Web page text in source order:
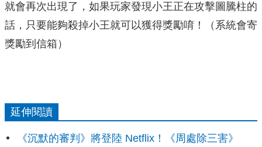
就會再次出現了，如果玩家發現小王正在攻擊圖騰柱的
話，只要能夠殺掉小王就可以獲得獎勵唷！（系統會寄
獎勵到信箱）
延伸閱讀
《沉默的審判》將登陸 Netflix！《周處除三害》